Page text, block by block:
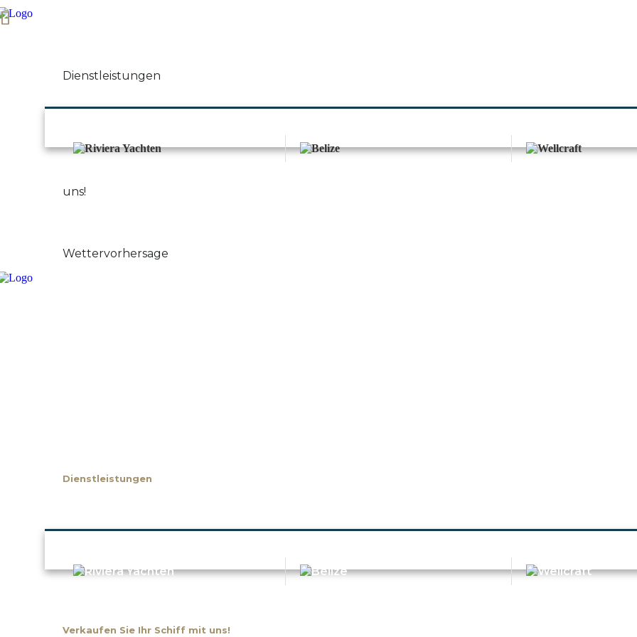
Dienstleistungen
uns!
Wettervorhersage
Dienstleistungen
Verkaufen Sie Ihr Schiff mit uns!